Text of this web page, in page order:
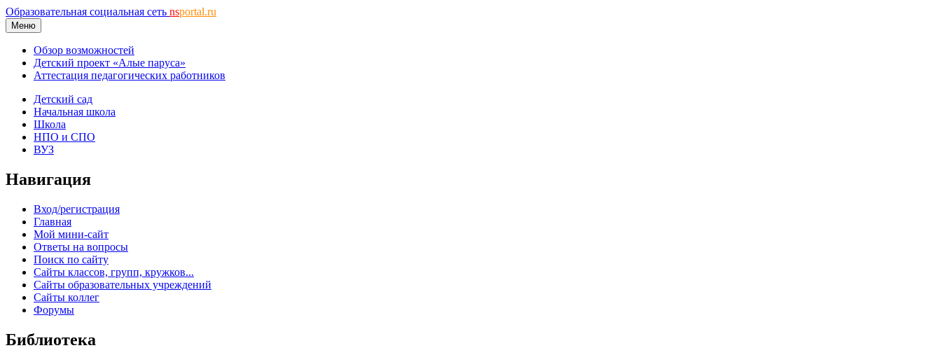
Образовательная социальная сеть nsportal.ru
Меню
Обзор возможностей
Детский проект «Алые паруса»
Аттестация педагогических работников
Детский сад
Начальная школа
Школа
НПО и СПО
ВУЗ
Навигация
Вход/регистрация
Главная
Мой мини-сайт
Ответы на вопросы
Поиск по сайту
Сайты классов, групп, кружков...
Сайты образовательных учреждений
Сайты коллег
Форумы
Библиотека